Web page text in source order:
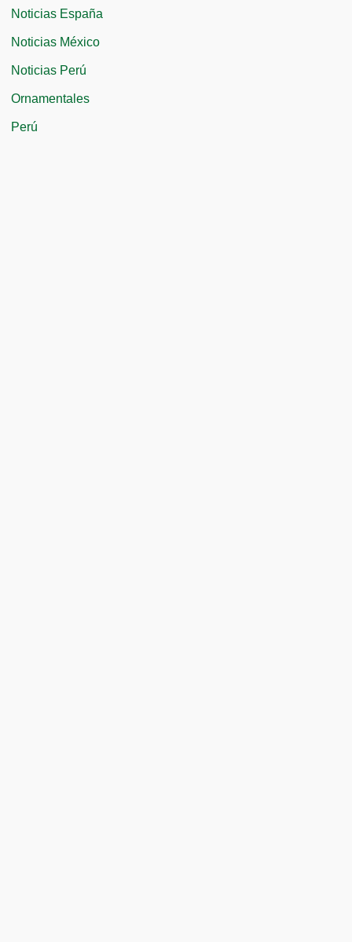
Noticias España
Noticias México
Noticias Perú
Ornamentales
Perú